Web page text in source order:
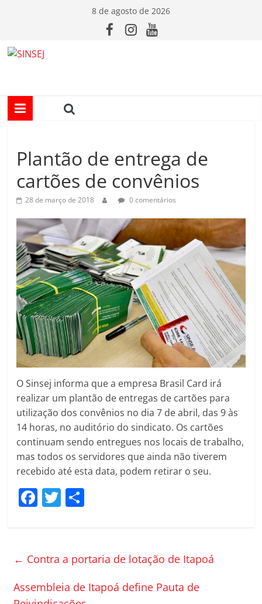
conteúdo
8 de agosto de 2026
I
S
E
Plantão de entrega de
cartões de convênios
28 de março de 2018 0 comentários
O Sinsej informa que a empresa Brasil Card irá
realizar um plantão de entregas de cartões para
utilização dos convênios no dia 7 de abril, das 9 às
14 horas, no auditório do sindicato. Os cartões
continuam sendo entregues nos locais de trabalho,
mas todos os servidores que ainda não tiverem
recebido até esta data, podem retirar o seu.
F
e
o
T
er p
til
← Contra a portaria de lotação de Itapoá
Assembleia de Itapoá define Pauta de